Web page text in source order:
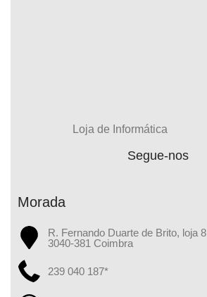
Loja de Informática
Segue-nos
Morada
R. Fernando Duarte de Brito, loja 8
3040-381 Coimbra
239 040 187*